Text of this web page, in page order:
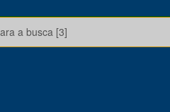
a busca [3]